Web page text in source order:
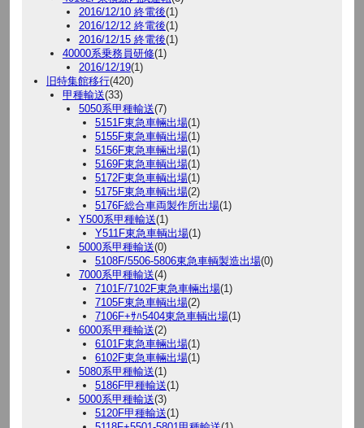
2016/12/10 終電後(1)
2016/12/12 終電後(1)
2016/12/15 終電後(1)
40000系乗務員研修(1)
2016/12/19(1)
旧特集館移行(420)
甲種輸送(33)
5050系甲種輸送(7)
5151F東急車輛出場(1)
5155F東急車輌出場(1)
5156F東急車輛出場(1)
5169F東急車輌出場(1)
5172F東急車輌出場(1)
5175F東急車輌出場(2)
5176F総合車両製作所出場(1)
Y500系甲種輸送(1)
Y511F東急車輌出場(1)
5000系甲種輸送(0)
5108F/5506-5806東急車輌製造出場(0)
7000系甲種輸送(4)
7101F/7102F東急車輛出場(1)
7105F東急車輌出場(2)
7106F+ｻﾊ5404東急車輌出場(1)
6000系甲種輸送(2)
6101F東急車輛出場(1)
6102F東急車輛出場(1)
5080系甲種輸送(1)
5186F甲種輸送(1)
5000系甲種輸送(3)
5120F甲種輸送(1)